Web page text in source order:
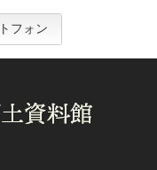
フォン